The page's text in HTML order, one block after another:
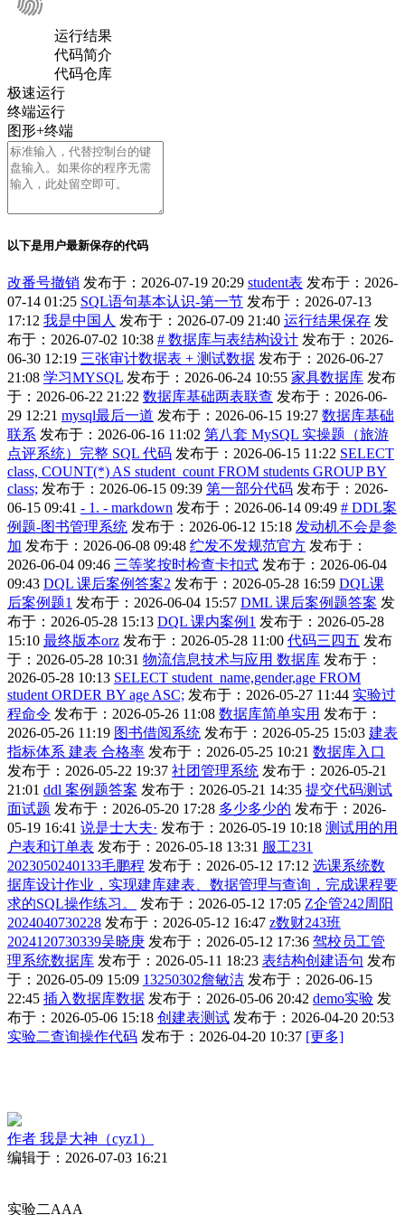
运行结果
代码简介
代码仓库
极速运行
终端运行
图形+终端
以下是用户最新保存的代码
改番号撤销 发布于：2026-07-19 20:29 student表 发布于：2026-
07-14 01:25 SQL语句基本认识-第一节 发布于：2026-07-13
17:12 我是中国人 发布于：2026-07-09 21:40 运行结果保存 发
布于：2026-07-02 10:38 # 数据库与表结构设计 发布于：2026-
06-30 12:19 三张审计数据表 + 测试数据 发布于：2026-06-27
21:08 学习MYSQL 发布于：2026-06-24 10:55 家具数据库 发布
于：2026-06-22 21:22 数据库基础两表联查 发布于：2026-06-
29 12:21 mysql最后一道 发布于：2026-06-15 19:27 数据库基础
联系 发布于：2026-06-16 11:02 第八套 MySQL 实操题（旅游
点评系统）完整 SQL 代码 发布于：2026-06-15 11:22 SELECT
class, COUNT(*) AS student_count FROM students GROUP BY
class; 发布于：2026-06-15 09:39 第一部分代码 发布于：2026-
06-15 09:41 - 1. - markdown 发布于：2026-06-14 09:49 # DDL案
例题-图书管理系统 发布于：2026-06-12 15:18 发动机不会是参
加 发布于：2026-06-08 09:48 纻发不发规范官方 发布于：
2026-06-04 09:46 三等奖按时检查卡扣式 发布于：2026-06-04
09:43 DQL 课后案例答案2 发布于：2026-05-28 16:59 DQL课
后案例题1 发布于：2026-06-04 15:57 DML 课后案例题答案 发
布于：2026-05-28 15:13 DQL 课内案例1 发布于：2026-05-28
15:10 最终版本orz 发布于：2026-05-28 11:00 代码三四五 发布
于：2026-05-28 10:31 物流信息技术与应用 数据库 发布于：
2026-05-28 10:13 SELECT student_name,gender,age FROM
student ORDER BY age ASC; 发布于：2026-05-27 11:44 实验过
程命令 发布于：2026-05-26 11:08 数据库简单实用 发布于：
2026-05-26 11:19 图书借阅系统 发布于：2026-05-25 15:03 建表
指标体系 建表 合格率 发布于：2026-05-25 10:21 数据库入口
发布于：2026-05-22 19:37 社团管理系统 发布于：2026-05-21
21:01 ddl 案例题答案 发布于：2026-05-21 14:35 提交代码测试
面试题 发布于：2026-05-20 17:28 多少多少的 发布于：2026-
05-19 16:41 说是士大夫· 发布于：2026-05-19 10:18 测试用的用
户表和订单表 发布于：2026-05-18 13:31 服工231
2023050240133毛鹏程 发布于：2026-05-12 17:12 选课系统数
据库设计作业，实现建库建表、数据管理与查询，完成课程要
求的SQL操作练习。
发布于：2026-05-12 17:05 Z企管242周阳
2024040730228 发布于：2026-05-12 16:47 z数财243班
2024120730339吴晓庚 发布于：2026-05-12 17:36 驾校员工管
理系统数据库 发布于：2026-05-11 18:23 表结构创建语句 发布
于：2026-05-09 15:09 13250302詹敏洁 发布于：2026-06-15
22:45 插入数据库数据 发布于：2026-05-06 20:42 demo实验 发
布于：2026-05-06 15:18 创建表测试 发布于：2026-04-20 20:53
实验二查询操作代码 发布于：2026-04-20 10:37 [更多]
作者 我是大神（cyz1）
编辑于：2026-07-03 16:21
实验二AAA